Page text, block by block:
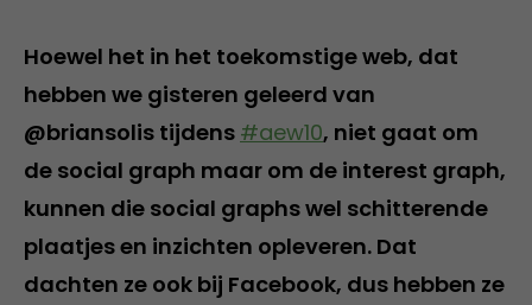
Hoewel het in het toekomstige web, dat
hebben we gisteren geleerd van
@briansolis tijdens #aew10, niet gaat om
de social graph maar om de interest graph,
kunnen die social graphs wel schitterende
plaatjes en inzichten opleveren. Dat
dachten ze ook bij Facebook, dus hebben ze